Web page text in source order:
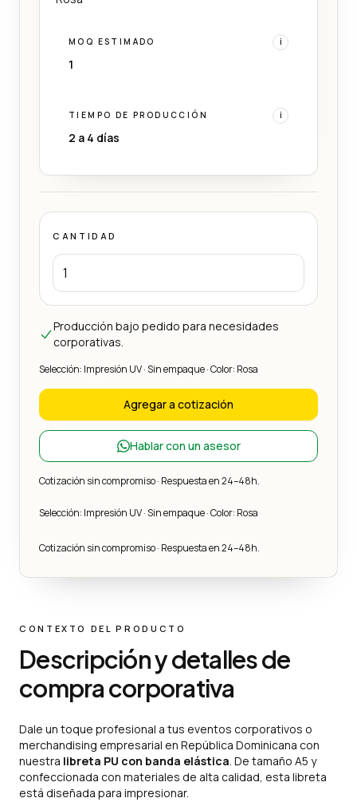
MOQ ESTIMADO i
1
TIEMPO DE PRODUCCIÓN i
2 a 4 días
CANTIDAD
Producción bajo pedido para necesidades
corporativas.
Selección: Impresión UV · Sin empaque · Color: Rosa
Agregar a cotización
Hablar con un asesor
Cotización sin compromiso · Respuesta en 24–48h.
Selección: Impresión UV · Sin empaque · Color: Rosa
Cotización sin compromiso · Respuesta en 24–48h.
CONTEXTO DEL PRODUCTO
Descripción y detalles de
compra corporativa
Dale un toque profesional a tus eventos corporativos o
merchandising empresarial en República Dominicana con
nuestra libreta PU con banda elástica . De tamaño A5 y
confeccionada con materiales de alta calidad, esta libreta
está diseñada para impresionar.